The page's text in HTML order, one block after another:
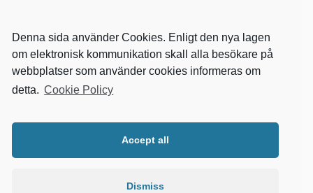
Denna sida använder Cookies. Enligt den nya lagen
om elektronisk kommunikation skall alla besökare på
webbplatser som använder cookies informeras om
detta. Cookie Policy
Accept all
Dismiss